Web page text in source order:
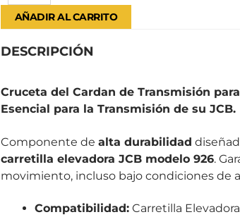
AÑADIR AL CARRITO
DESCRIPCIÓN
Cruceta del Cardan de Transmisión
Esencial para la Transmisión de su JCB.
Componente de alta durabilidad
carretilla elevadora JCB modelo 926.
movimiento, incluso bajo condiciones de
Compatibilidad:Carretilla